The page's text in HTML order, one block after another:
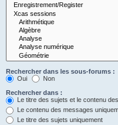
Rechercher dans les sous-forums :
Oui
Non
Rechercher dans :
Le titre des sujets et le contenu
Le contenu des messages
Le titre des sujets uniquement